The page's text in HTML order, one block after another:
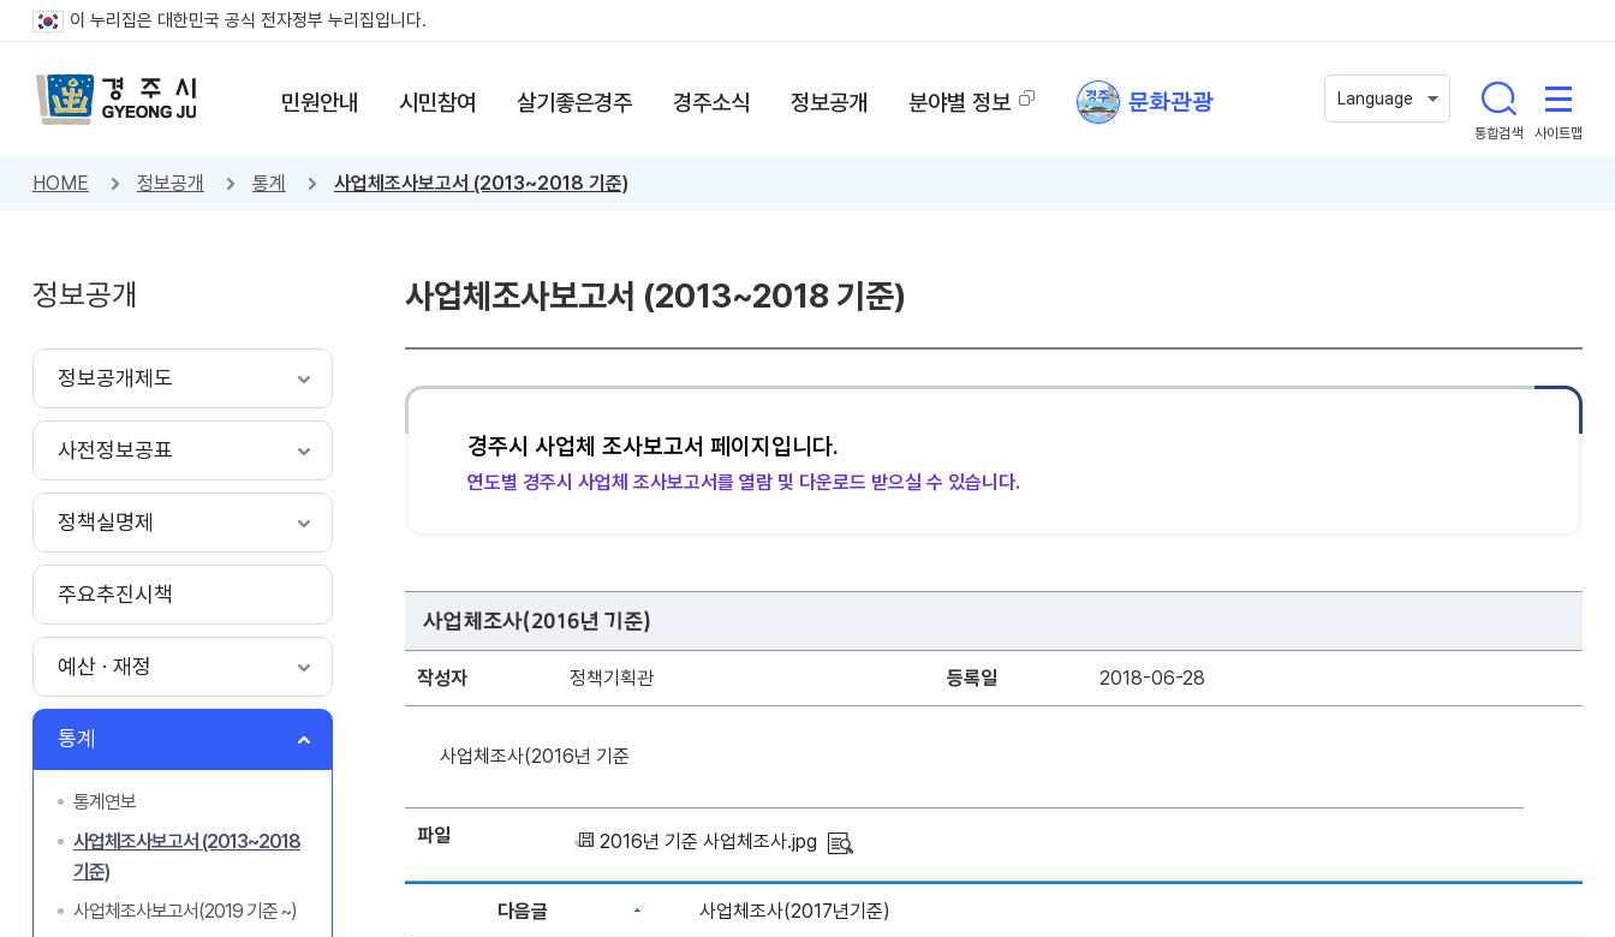
이 누리집은 대한민국 공식 전자정부 누리집입니다.
민원안내 시민참여 살기좋은경주 경주소식 정보공개 분야별 정보 문화관광 Language
통합검색 사이트맵
HOME 정보공개 통계 사업체조사보고서 (2013~2018 기준)
정보공개
정보공개제도
사전정보공표
정책실명제
주요추진시책
예산 · 재정
통계
통계연보
사업체조사보고서 (2013~2018
기준)
사업체조사보고서(2019 기준 ~)
사업체조사보고서 (2013~2018 기준)
경주시 사업체 조사보고서 페이지입니다.
연도별 경주시 사업체 조사보고서를 열람 및 다운로드 받으실 수 있습니다.
사업체조사(2016년 기준)
작성자 정책기획관 등록일 2018-06-28
사업체조사(2016년 기준
파일 2016년 기준 사업체조사.jpg
다음글 사업체조사(2017년기준)